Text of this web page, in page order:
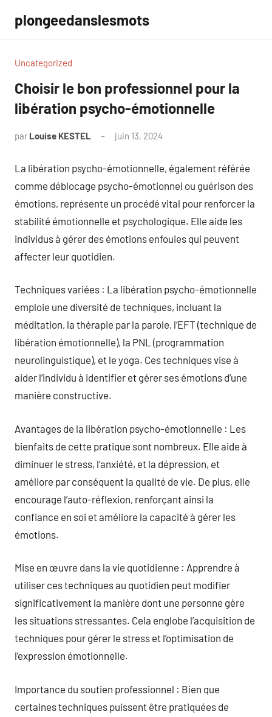
contenu
plongeedanslesmots
Uncategorized
Choisir le bon professionnel pour la
libération psycho-émotionnelle
par Louise KESTEL juin 13, 2024
La libération psycho-émotionnelle, également référée
comme déblocage psycho-émotionnel ou guérison des
émotions, représente un procédé vital pour renforcer la
stabilité émotionnelle et psychologique. Elle aide les
individus à gérer des émotions enfouies qui peuvent
affecter leur quotidien.
Techniques variées : La libération psycho-émotionnelle
emploie une diversité de techniques, incluant la
méditation, la thérapie par la parole, l’EFT (technique de
libération émotionnelle), la PNL (programmation
neurolinguistique), et le yoga. Ces techniques vise à
aider l’individu à identifier et gérer ses émotions d’une
manière constructive.
Avantages de la libération psycho-émotionnelle : Les
bienfaits de cette pratique sont nombreux. Elle aide à
diminuer le stress, l’anxiété, et la dépression, et
améliore par conséquent la qualité de vie. De plus, elle
encourage l’auto-réflexion, renforçant ainsi la
confiance en soi et améliore la capacité à gérer les
émotions.
Mise en œuvre dans la vie quotidienne : Apprendre à
utiliser ces techniques au quotidien peut modifier
significativement la manière dont une personne gère
les situations stressantes. Cela englobe l’acquisition de
techniques pour gérer le stress et l’optimisation de
l’expression émotionnelle.
Importance du soutien professionnel : Bien que
certaines techniques puissent être pratiquées de